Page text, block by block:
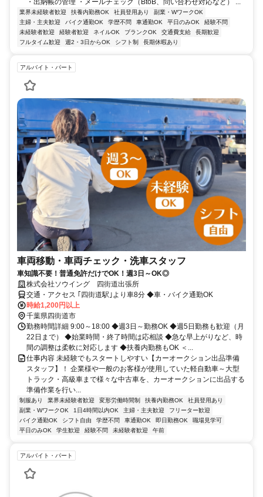
・出納帳の管理 ・メールチェック（BtoB、問い合わせ対応など） ...
業界未経験者歓迎 扶養内勤務OK 社員登用あり
副業・WワークOK
主婦・主夫歓迎
バイク通勤OK 学歴不問 車通勤OK 平日のみOK
経験不問
未経験者歓迎
経験者歓迎 ネイルOK ブランクOK 交通費支給
長期歓迎
フルタイム歓迎
週2・3日からOK シフト制 長期休暇あり
アルバイト・パート
車両移動・車両チェック・洗車スタッフ
車知識不要！普通免許だけでOK！週3日～OK◎
株式会社ソウイング 四街道出張所
交通・アクセス ｢四街道駅｣より車8分 ◆車・バイク通勤OK
時給1,200円以上
千葉県四街道市
勤務時間詳細 9:00～18:00 ◆週3日～勤務OK ◆週5日勤務も歓迎（月
22日まで） ◆始業時間・終了時間は応相談 ◆急な早上がりなど、時
間の調整は柔軟に対応します ◆扶養内勤務もOK ＜...
仕事内容 未経験でもスタートしやすい【カーオークション出品準備
スタッフ】！ 企業様や一般のお客様が使用していた軽自動車～大型
トラック・高級車まで様々な中古車を、カーオークションに出品する
準備作業を行い...
制服あり 業界未経験者歓迎 変形労働時間制 扶養内勤務OK
社員登用あり
副業・WワークOK
1日4時間以内OK 主婦・主夫歓迎
フリーター歓迎
バイク通勤OK
シフト自由 学歴不問 車通勤OK 即日勤務OK
職場見学可
平日のみOK
学生歓迎 経験不問 未経験者歓迎 午前
アルバイト・パート